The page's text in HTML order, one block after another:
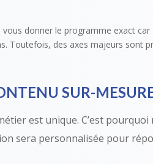
vous donner le programme exact
Toutefois, des axes majeurs sont
SUR-
est unique. C’est
sera personnalisée pour